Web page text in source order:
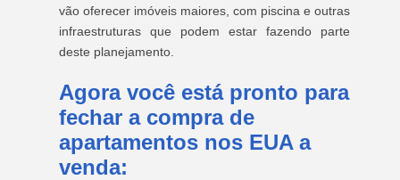
vão oferecer imóveis maiores, com piscina e outras
infraestruturas que podem estar fazendo parte
deste planejamento.
Agora você está pronto para
fechar a compra de
apartamentos nos EUA a
venda: